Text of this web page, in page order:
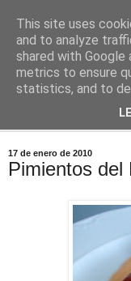
Comoju
La Cocina del Día a
17 de enero de 2010
Pimientos del
This site uses
and to analyze
shared with
metrics to ensure
statistics, and to